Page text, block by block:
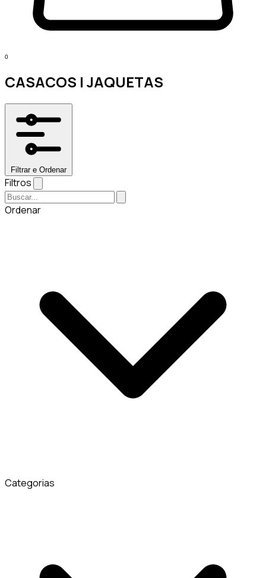
0
CASACOS | JAQUETAS
Filtrar e Ordenar
Filtros
Ordenar
Categorias